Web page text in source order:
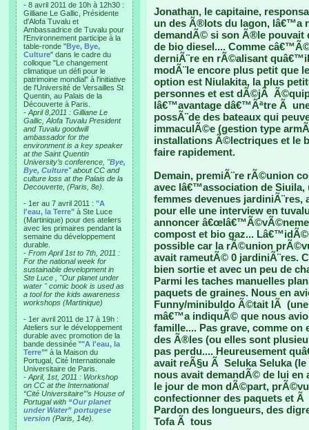
- 8 avril 2011 de 10h à 12h30 :
Gilliane Le Gallic, Présidente
d'Alofa Tuvalu et
Ambassadrice de Tuvalu pour
l'Environnement participe à la
table-ronde "Bye, Bye,
Culture" dans le cadre du
colloque "Le changement
climatique un défi pour le
patrimoine mondial" à l'initiative
de l'Université de Versailles St
Quentin, au Palais de la
Découverte à Paris.
- April 8,2011 : Gilliane Le
Gallic, Alofa Tuvalu President
and Tuvalu goodwill
ambassador for the
environment is a key speaker
at the Saint Quentin
University’s conference, "Bye,
Bye, Culture" about CC and
culture loss at the Palais de la
Decouverte, (Paris, 8e).
- 1er au 7 avril 2011 : "A
l'eau, la Terre" à Ste Luce
(Martinique) pour des ateliers
avec les primaires pendant la
semaine du développement
durable.
- From April 1st to 7th, 2011 :
For the national week for
sustainable development in
Ste Luce , "Our planet under
water " comic book is used as
a tool for the kids awareness
workshops (Martinique)
- 1er avril 2011 de 17 à 19h :
Ateliers sur le développement
durable avec promotion de la
bande dessinée ""A l'eau, la
Terre"" à la Maison du
Portugal, Cité Internationale
Universitaire de Paris.
- April, 1st, 2011 : Workshop
on CC at the International
“Cité Universitaire”’s House of
Portugal with “Our planet
under Water” portugese
version (Paris, 14e).
Jonathan, le capitaine,
un des Ã®lots du lagon, lâ€™a
demandÃ© si son Ã®le
de bio diesel.... Comme
derniÃ¨re en rÃ©alisant
modÃ¨le encore plus petit que
option est Niulakita, la plus
personnes et est dÃ©jÃ
lâ€™avantage dâ€™Ãªtre Ã
possÃ¨de des bateaux qui
immaculÃ©e (gestion type
installations Ã©lectriques et le
faire rapidement.
Demain, premiÃ¨re rÃ©union
avec lâ€™association de
femmes devenues
pour elle une interview en
annoncer
compost et bio gaz...
possible car la rÃ©union
avait rameutÃ© 0 jardiniÃ¨res.
bien sortie et avec un peu de
Parmi les taches manuelles
paquets de graines. Nous en
Funny/minibuldo Ã©tait lÃ
mâ€™a indiquÃ© que nous
famille.... Pas grave, comme
des Ã®les (ou elles sont
pas perdu.... Heureusement
avait reÃ§u Ã Seluka Seluka
nous avait demandÃ© de lui
le jour de mon dÃ©part,
confectionner des paquets et
Pardon des longueurs, des
Tofa Ã tous